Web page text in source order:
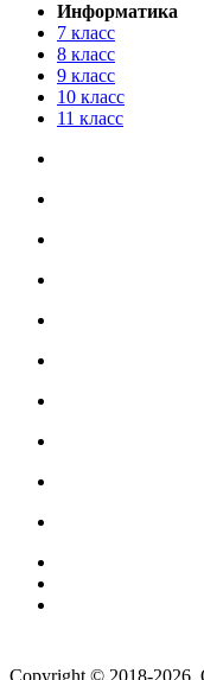
Информатика
7 класс
8 класс
9 класс
10 класс
11 класс